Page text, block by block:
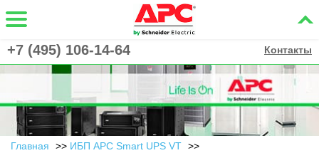
+7 (495) 106-14-64 Контакты
Главная
ИБП APC Smart UPS VT